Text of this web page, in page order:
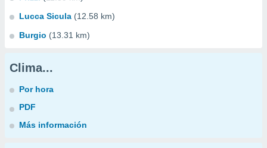
Lucca Sicula (12.58 km)
Burgio (13.31 km)
Clima...
Por hora
PDF
Más información